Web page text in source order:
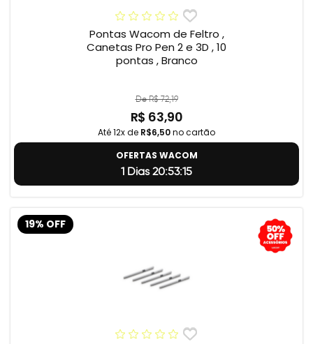
Pontas Wacom de Feltro ,
Canetas Pro Pen 2 e 3D , 10
pontas , Branco
De R$ 72,19
R$ 63,90
Até 12x de R$6,50no cartão
OFERTAS WACOM
1 Dias 20:53:14
19% OFF